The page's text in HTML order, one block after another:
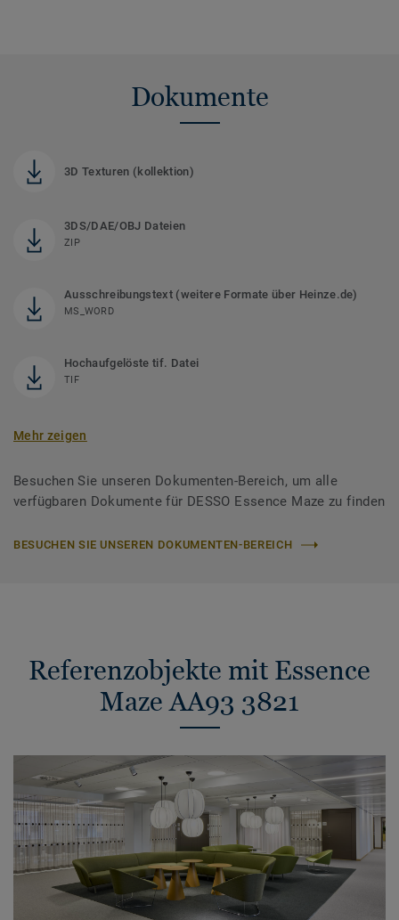
Dokumente
3D Texturen (kollektion)
3DS/DAE/OBJ Dateien
ZIP
Ausschreibungstext (weitere Formate über Heinze.de)
MS_WORD
Hochaufgelöste tif. Datei
TIF
Mehr zeigen
Besuchen Sie unseren Dokumenten-Bereich, um alle
verfügbaren Dokumente für DESSO Essence Maze zu finden
BESUCHEN SIE UNSEREN DOKUMENTEN-BEREICH
Referenzobjekte mit Essence
Maze AA93 3821